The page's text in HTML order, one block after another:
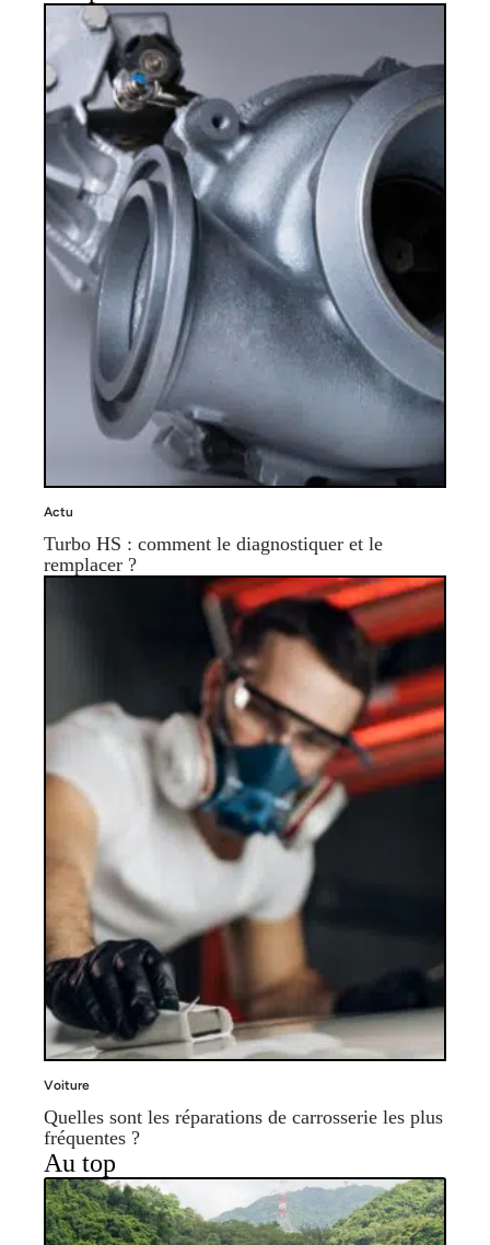
Actu
Turbo HS : comment le diagnostiquer et le
remplacer ?
Voiture
Quelles sont les réparations de carrosserie les plus
fréquentes ?
Au top